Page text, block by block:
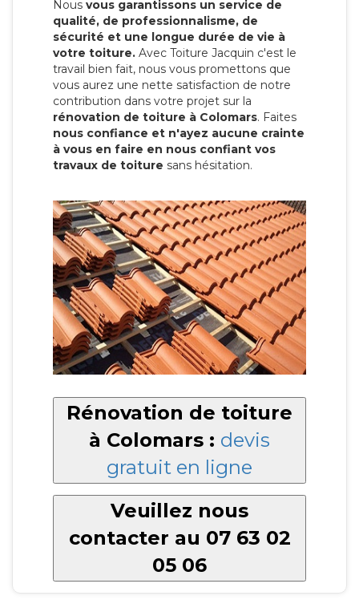
Nous vous garantissons un service de
qualité, de professionnalisme, de
sécurité et une longue durée de vie à
votre toiture. Avec Toiture Jacquin c'est le
travail bien fait, nous vous promettons que
vous aurez une nette satisfaction de notre
contribution dans votre projet sur la
rénovation de toiture à Colomars. Faites
nous confiance et n'ayez aucune crainte
à vous en faire en nous confiant vos
travaux de toiture sans hésitation.
Rénovation de toiture
à Colomars : devis
gratuit en ligne
Veuillez nous
contacter au 07 63 02
05 06